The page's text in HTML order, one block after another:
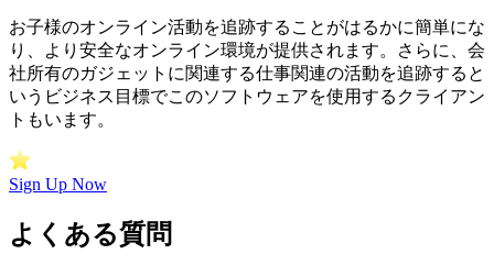
お子様のオンライン活動を追跡することがはるかに簡単にな
り、より安全なオンライン環境が提供されます。さらに、会
社所有のガジェットに関連する仕事関連の活動を追跡すると
いうビジネス目標でこのソフトウェアを使用するクライアン
トもいます。
Sign Up Now
よくある質問